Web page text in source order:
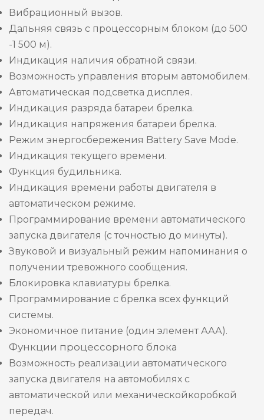
Вибрационный вызов.
Дальняя связь с процессорным блоком (до 500
-1 500 м).
Индикация наличия обратной связи.
Возможность управления вторым автомобилем.
Автоматическая подсветка дисплея.
Индикация разряда батареи брелка.
Индикация напряжения батареи брелка.
Режим энергосбережения Battery Save Mode.
Индикация текущего времени.
Функция будильника.
Индикация времени работы двигателя в
автоматическом режиме.
Программирование времени автоматического
запуска двигателя (с точностью до минуты).
Звуковой и визуальный режим напоминания о
получении тревожного сообщения.
Блокировка клавиатуры брелка.
Программирование с брелка всех функций
системы.
Экономичное питание (один элемент ААА).
Функции процессорного блока
Возможность реализации автоматического
запуска двигателя на автомобилях с
автоматической или механическойкоробкой
передач.